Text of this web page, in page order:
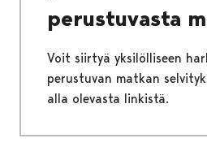
perustuvasta
Voit siirtyä yksilölliseen
perustuvan matkan
alla olevasta linkistä.